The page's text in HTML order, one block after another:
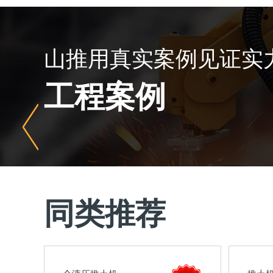
山推用真实案例见证实
工程案例
同类推荐